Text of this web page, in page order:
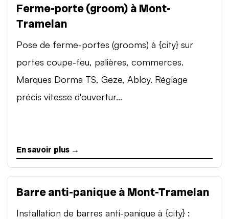
Ferme-porte (groom) à Mont-
Tramelan
Pose de ferme-portes (grooms) à {city} sur
portes coupe-feu, palières, commerces.
Marques Dorma TS, Geze, Abloy. Réglage
précis vitesse d'ouvertur...
En savoir plus →
Barre anti-panique à Mont-Tramelan
Installation de barres anti-panique à {city} :